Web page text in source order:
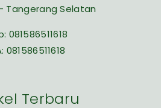
Tangerang Selatan
081586511618
081586511618
Terbaru